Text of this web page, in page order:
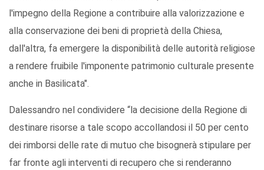
l'impegno della Regione a contribuire alla valorizzazione e
alla conservazione dei beni di proprietà della Chiesa,
dall'altra, fa emergere la disponibilità delle autorità religiose
a rendere fruibile l'imponente patrimonio culturale presente
anche in Basilicata".
Dalessandro nel condividere “la decisione della Regione di
destinare risorse a tale scopo accollandosi il 50 per cento
dei rimborsi delle rate di mutuo che bisognerà stipulare per
far fronte agli interventi di recupero che si renderanno